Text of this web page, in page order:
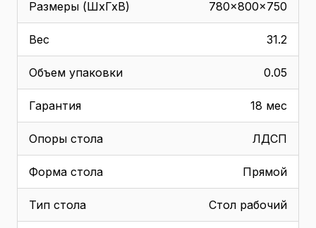
Размеры (ШхГхВ) 780x800x750
Вес 31.2
Объем упаковки 0.05
Гарантия 18 мес
Опоры стола ЛДСП
Форма стола Прямой
Тип стола Стол рабочий